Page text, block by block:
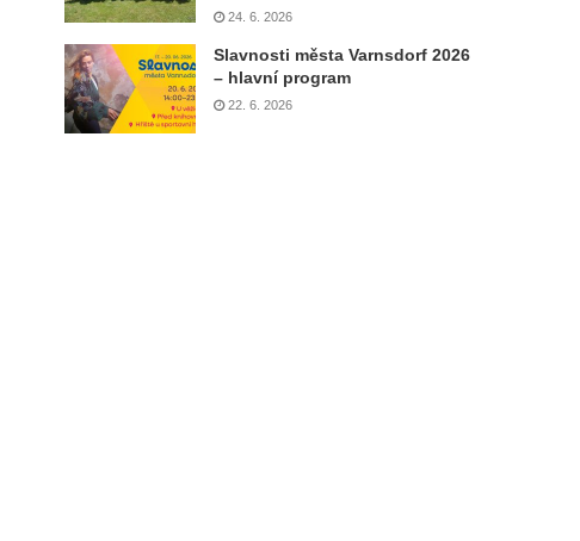
24. 6. 2026
Slavnosti města Varnsdorf 2026
– hlavní program
22. 6. 2026